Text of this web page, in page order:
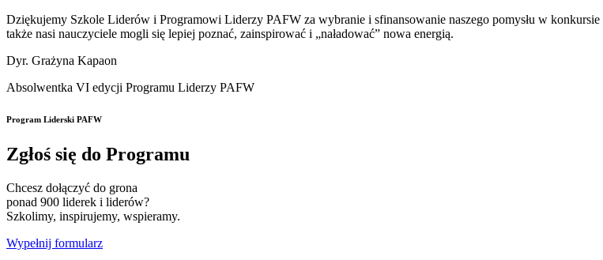
Dziękujemy Szkole Liderów i Programowi Liderzy PAFW za wybranie i sfinansowanie naszego pomysłu w
także nasi nauczyciele mogli się lepiej poznać, zainspirować i „naładować” nowa energią.
Dyr. Grażyna Kapaon
Absolwentka VI edycji Programu Liderzy PAFW
Program Liderski PAFW
Zgłoś się do Programu
Chcesz dołączyć do grona
ponad 900 liderek i liderów?
Szkolimy, inspirujemy, wspieramy.
Wypełnij formularz